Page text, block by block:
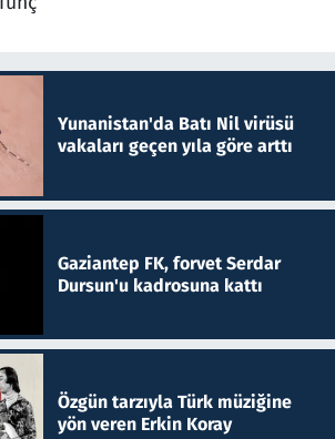
Yunanistan'da Batı Nil virüsü
vakaları geçen yıla göre arttı
Gaziantep FK, forvet Serdar
Dursun'u kadrosuna kattı
Özgün tarzıyla Türk müziğine
yön veren Erkin Koray